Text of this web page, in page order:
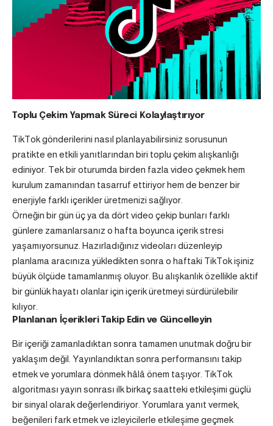
Toplu Çekim Yapmak Süreci Kolaylaştırıyor
TikTok gönderilerini nasıl planlayabilirsiniz sorusunun
pratikte en etkili yanıtlarından biri toplu çekim alışkanlığı
ediniyor. Tek bir oturumda birden fazla video çekmek hem
kurulum zamanından tasarruf ettiriyor hem de benzer bir
enerjiyle farklı içerikler üretmenizi sağlıyor.
Örneğin bir gün üç ya da dört video çekip bunları farklı
günlere zamanlarsanız o hafta boyunca içerik stresi
yaşamıyorsunuz. Hazırladığınız videoları düzenleyip
planlama aracınıza yükledikten sonra o haftaki TikTok işiniz
büyük ölçüde tamamlanmış oluyor. Bu alışkanlık özellikle aktif
bir günlük hayatı olanlar için içerik üretmeyi sürdürülebilir
kılıyor.
Planlanan İçerikleri Takip Edin ve Güncelleyin
Bir içeriği zamanladıktan sonra tamamen unutmak doğru bir
yaklaşım değil. Yayınlandıktan sonra performansını takip
etmek ve yorumlara dönmek hâlâ önem taşıyor. TikTok
algoritması yayın sonrası ilk birkaç saatteki etkileşimi güçlü
bir sinyal olarak değerlendiriyor. Yorumlara yanıt vermek,
beğenileri fark etmek ve izleyicilerle etkileşime geçmek